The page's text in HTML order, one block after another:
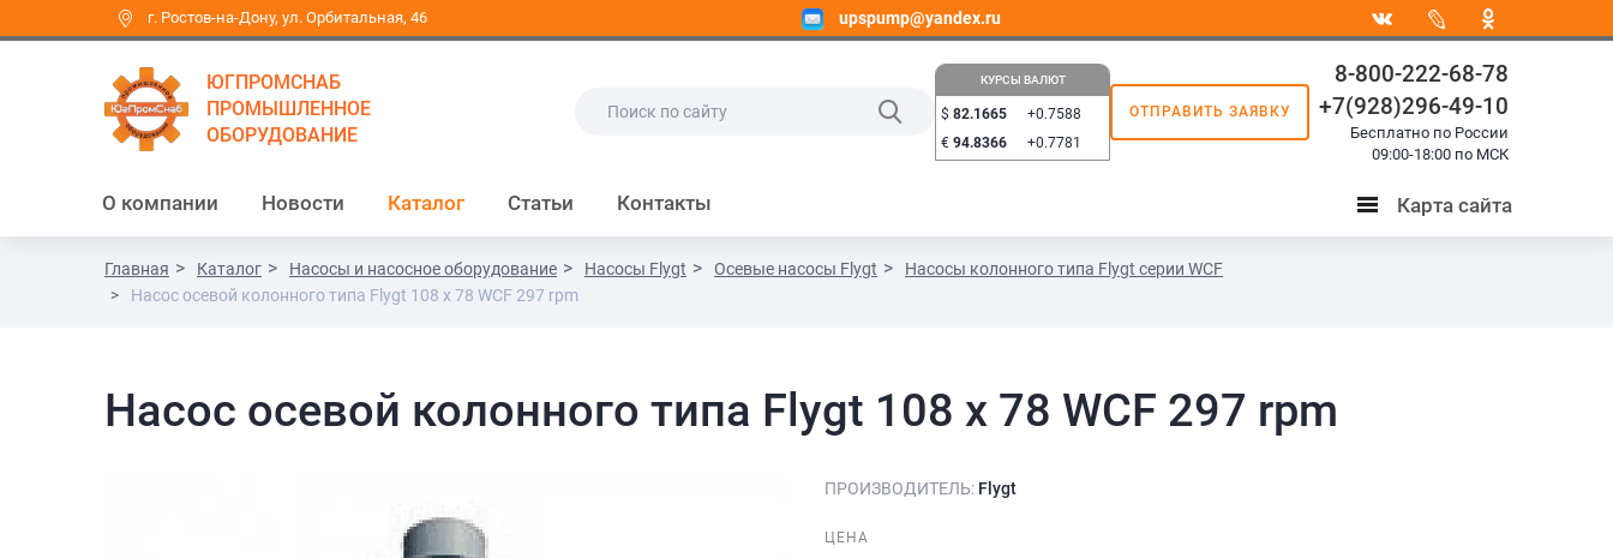
г. Ростов-на-Дону, ул. Орбитальная, 46 upspump@yandex.ru
ЮГПРОМСНАБ
ПРОМЫШЛЕННОЕ
ОБОРУДОВАНИЕ
КУРСЫ ВАЛЮТ
$ 82.1665
€ 94.8366
+0.7588
+0.7781
ОТПРАВИТЬ ЗАЯВКУ
8-800-222-68-78
+7(928)296-49-10
Бесплатно по России
09:00-18:00 по МСК
О компании Новости Каталог Статьи Контакты
Карта
сайта
Карта сайта
Главная Каталог Насосы и насосное оборудование Насосы Flygt Осевые насосы Flygt
Насосы колонного типа Flygt серии WCF
Насос осевой колонного типа Flygt 108 x 78 WCF 297 rpm
Насос осевой колонного типа Flygt 108 x 78 WCF 297 rpm
ПРОИЗВОДИТЕЛЬ: Flygt
ЦЕНА